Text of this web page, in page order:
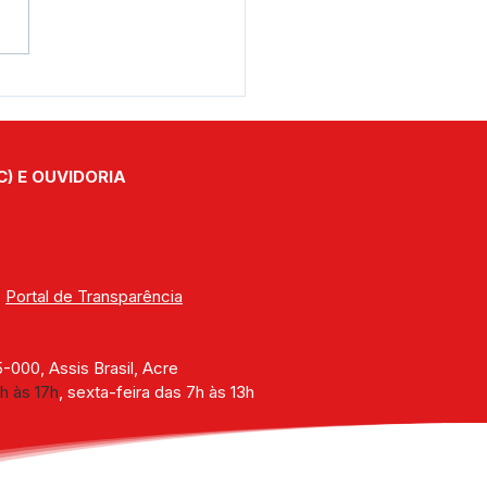
E OUVIDORIA
Portal de Transparência
000, Assis Brasil, Acre
às 17h, sexta-feira das 7h às 13h